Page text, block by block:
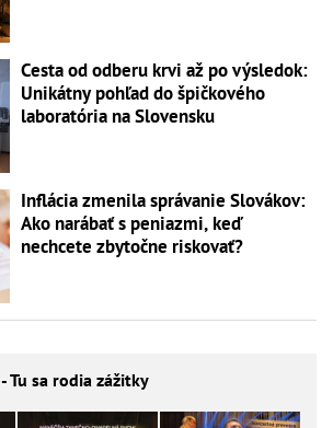
Cesta od odberu krvi až po výsledok:
Unikátny pohľad do špičkového
laboratória na Slovensku
Inflácia zmenila správanie Slovákov:
Ako narábať s peniazmi, keď
nechcete zbytočne riskovať?
Tu sa rodia zážitky